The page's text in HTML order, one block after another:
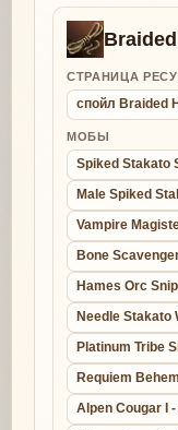
СТРАНИЦА
спойл Braided
МОБЫ
Spiked Stakato
Male Spiked
Vampire
Bone
Hames Orc
Needle Stakato
Platinum Tribe
Requiem
Alpen Cougar I